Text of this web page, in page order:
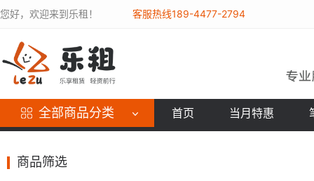
您好，欢迎来到乐租！ 客服热线189-4477-2794
全部商品分类 首页 当月特惠
商品筛选